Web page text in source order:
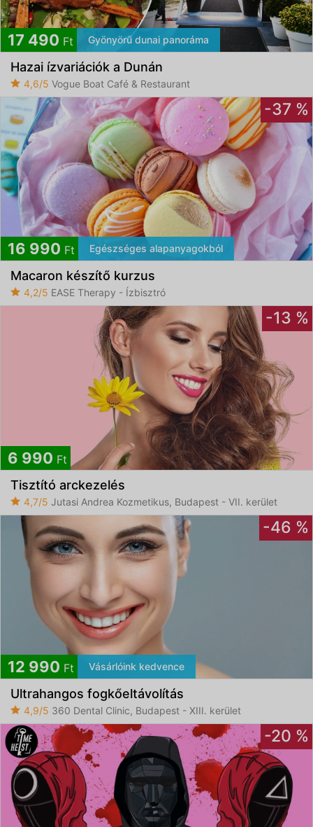
17 490 Ft Gyönyörű dunai panoráma
Hazai ízvariációk a Dunán
4,6/5 Vogue Boat Café & Restaurant
-37 %
16 990 Ft Egészséges alapanyagokból
Macaron készítő kurzus
4,2/5 EASE Therapy - Ízbisztró
-13 %
6 990 Ft
Tisztító arckezelés
4,7/5 Jutasi Andrea Kozmetikus, Budapest - VII. kerület
-46 %
12 990 Ft Vásárlóink kedvence
Ultrahangos fogkőeltávolítás
4,9/5 360 Dental Clinic, Budapest - XIII. kerület
-20 %